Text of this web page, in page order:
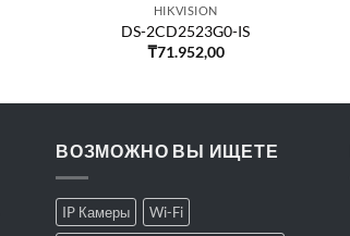
HIKVISION
DS-2CD2523G0-IS
₸71.952,00
ВОЗМОЖНО ВЫ ИЩЕТЕ
IP Камеры
Wi-Fi